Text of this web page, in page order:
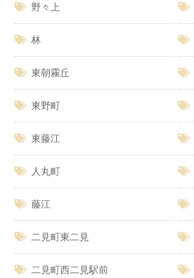
野々上
林
東朝霧丘
東野町
東藤江
人丸町
藤江
二見町東二見
二見町西二見駅前